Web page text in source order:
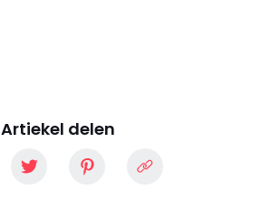
Artiekel delen